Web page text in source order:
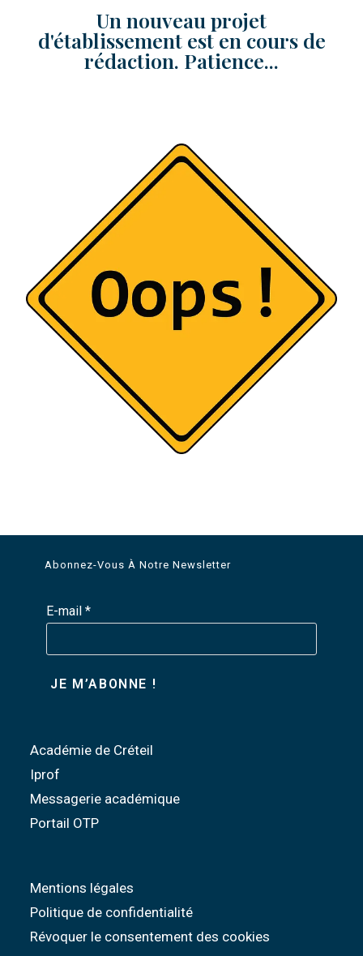
Un nouveau projet
d'établissement est en cours de
rédaction. Patience...
Abonnez-Vous À Notre Newsletter
E-mail*
Académie de Créteil
Iprof
Messagerie académique
Portail OTP
Mentions légales
Politique de confidentialité
Révoquer le consentement des cookies